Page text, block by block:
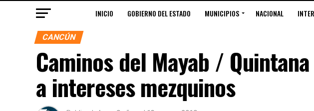
INICIO GOBIERNO DEL ESTADO MUNICIPIOS NACIONAL
CANCÚN
Caminos del Mayab /
a intereses mezquinos